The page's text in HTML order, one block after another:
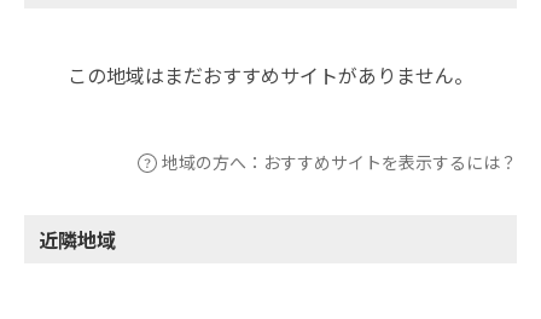
この地域はまだおすすめサイトがありません。
地域の方へ：おすすめサイトを表示するには？
近隣地域